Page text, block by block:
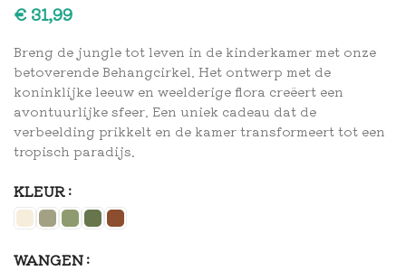
€
Breng de jungle tot leven in de kinderkamer met onze
betoverende Behangcirkel. Het ontwerp met de
koninklijke leeuw en weelderige flora creëert een
avontuurlijke sfeer. Een uniek cadeau dat de
verbeelding prikkelt en de kamer transformeert tot een
tropisch paradijs.
KLEUR
WANGEN